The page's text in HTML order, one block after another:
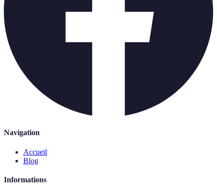
Navigation
Accueil
Blog
Informations